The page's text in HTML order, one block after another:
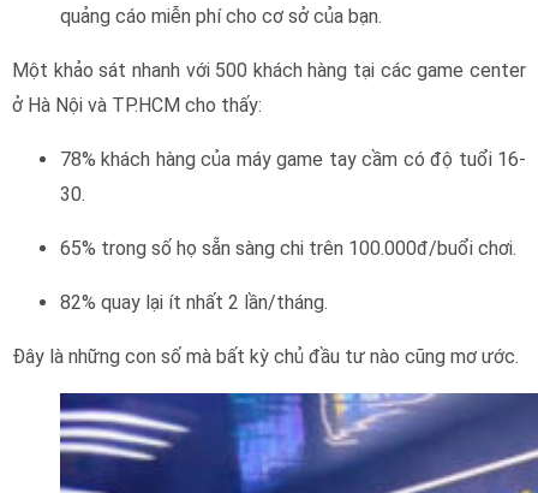
quảng cáo miễn phí cho cơ sở của bạn.
Một khảo sát nhanh với 500 khách hàng tại các game center
ở Hà Nội và TP.HCM cho thấy:
78% khách hàng của máy game tay cầm có độ tuổi 16-
30.
65% trong số họ sẵn sàng chi trên 100.000đ/buổi chơi.
82% quay lại ít nhất 2 lần/tháng.
Đây là những con số mà bất kỳ chủ đầu tư nào cũng mơ ước.